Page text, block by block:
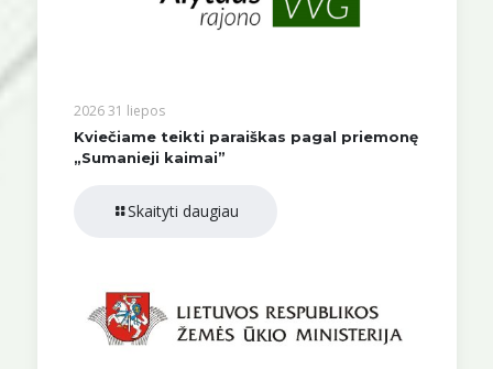
2026 31 liepos
Kviečiame teikti paraiškas pagal priemonę
„Sumanieji kaimai”
Skaityti daugiau